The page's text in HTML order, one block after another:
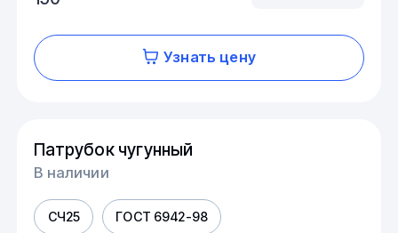
Узнать цену
Патрубок чугунный
В наличии
СЧ25 ГОСТ 6942-98